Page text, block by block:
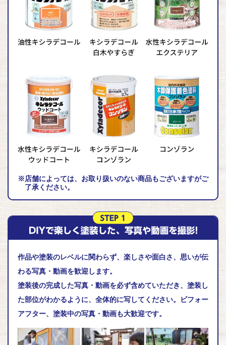
※店舗によっては、お取り扱いのない商品もございますがご
了承ください。
作品や塗装のレベルに関わらず、楽しさや面白さ、思いが伝
わる写真・動画を歓迎します。
塗装後の完成した写真・動画を必ず含めていただき、塗装し
た部位がわかるように、全体的に写してください。ビフォー
アフター、塗装中の写真・動画も大歓迎です。